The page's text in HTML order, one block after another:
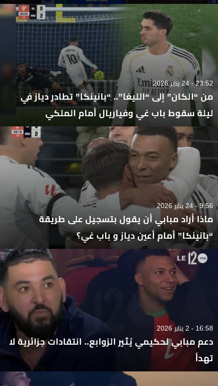
23:52 - 24 يناير 2026
من “الكان” إلى “الليغا”.. “بانينكا” تطادر دياز في
ليلة سقوط باب غي وفياريال أمام الملكي
9:56 - 24 يناير 2026
ماذا أراد مبابي أن يقول بتسجيل على طريقة
“بانينكا” أمام أعين دياز و باب غي؟
16:58 - 2 يناير 2026
دعم مبابي لحكيمي يُثير الزوابع.. انتقادات جزائرية لا
تهدأ